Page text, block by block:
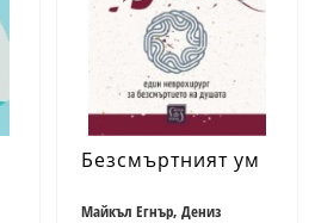
Безсмъртният ум
Майкъл Егнър, Дениз